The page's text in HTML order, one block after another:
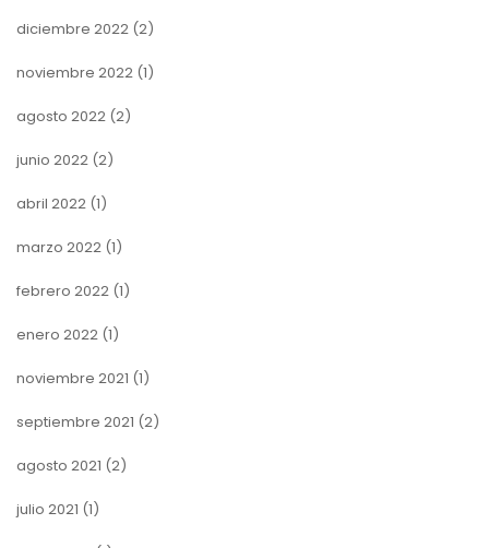
diciembre 2022 (2)
noviembre 2022 (1)
agosto 2022 (2)
junio 2022 (2)
abril 2022 (1)
marzo 2022 (1)
febrero 2022 (1)
enero 2022 (1)
noviembre 2021 (1)
septiembre 2021 (2)
agosto 2021 (2)
julio 2021 (1)